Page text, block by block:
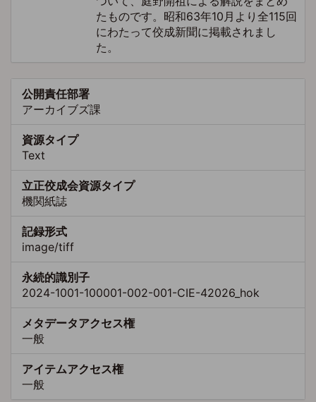
たものです。昭和63年10月より全115回
にわたって佼成新聞に掲載されまし
た。
公開責任部署
アーカイブズ課
資源タイプ
Text
立正佼成会資源タイプ
機関紙誌
記録形式
image/tiff
永続的識別子
2024-1001-100001-002-001-CIE-42026_hok
メタデータアクセス権
一般
アイテムアクセス権
一般